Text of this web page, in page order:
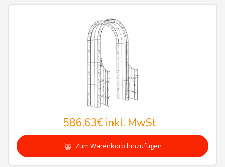
586,63€inkl. MwSt
Zum Warenkorb hinzufügen